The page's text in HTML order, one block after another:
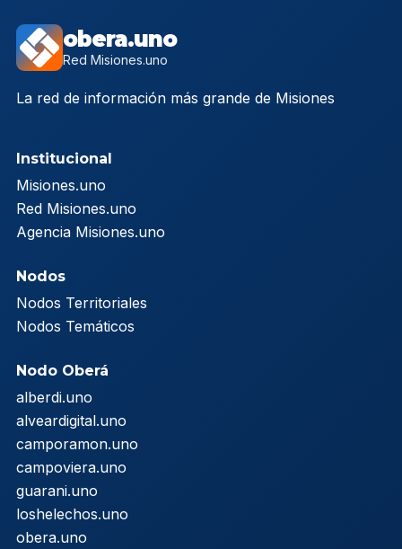
obera.uno
Red Misiones.uno
La red de información más grande de Misiones
Institucional
Misiones.uno
Red Misiones.uno
Agencia Misiones.uno
Nodos
Nodos Territoriales
Nodos Temáticos
Nodo Oberá
alberdi.uno
alveardigital.uno
camporamon.uno
campoviera.uno
guarani.uno
loshelechos.uno
obera.uno